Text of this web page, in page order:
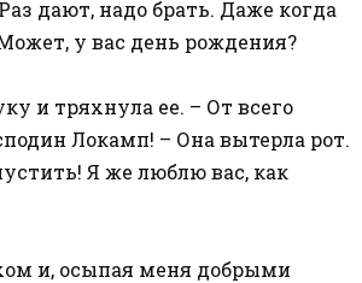
дают, надо брать. Даже когда
у вас день рождения?
и тряхнула ее. – От всего
Локамп! – Она вытерла рот.
Я же люблю вас, как
и, осыпая меня добрыми